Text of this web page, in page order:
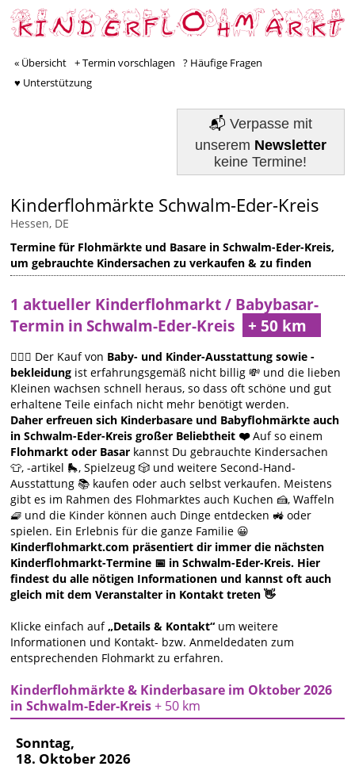
« Übersicht + Termin vorschlagen
? Häufige Fragen
♥ Unterstützung
📬 Verpasse mit
unserem Newsletter
keine Termine!
Kinderflohmärkte Schwalm-Eder-Kreis
Hessen, DE
Termine für Flohmärkte und Basare in Schwalm-Eder-Kreis,
um gebrauchte Kindersachen zu verkaufen & zu finden
1 aktueller Kinderflohmarkt / Babybasar-
Termin in Schwalm-Eder-Kreis
🙋🏻‍♀️ Der Kauf von Baby- und Kinder-Ausstattung sowie -
bekleidung ist erfahrungsgemäß nicht billig 💸 und die lieben
Kleinen wachsen schnell heraus, so dass oft schöne und gut
erhaltene Teile einfach nicht mehr benötigt werden.
Daher erfreuen sich Kinderbasare und Babyflohmärkte auch
in Schwalm-Eder-Kreis großer Beliebtheit ❤️Auf so einem
Flohmarkt oder Basar kannst Du gebrauchte Kindersachen
👕, -artikel 🛼, Spielzeug 🎲 und weitere Second-Hand-
Ausstattung 📚 kaufen oder auch selbst verkaufen. Meistens
gibt es im Rahmen des Flohmarktes auch Kuchen 🍰, Waffeln
🧇 und die Kinder können auch Dinge entdecken 🚜 oder
spielen. Ein Erlebnis für die ganze Familie 😀
Kinderflohmarkt.com präsentiert dir immer die nächsten
Kinderflohmarkt-Termine 📅 in Schwalm-Eder-Kreis. Hier
findest du alle nötigen Informationen und kannst oft auch
gleich mit dem Veranstalter in Kontakt treten 👋
Klicke einfach auf„Details & Kontakt“ um weitere
Informationen und Kontakt- bzw. Anmeldedaten zum
entsprechenden Flohmarkt zu erfahren.
Kinderflohmärkte & Kinderbasare im Oktober 2026
in Schwalm-Eder-Kreis+ 50 km
Sonntag,
18. Oktober 2026